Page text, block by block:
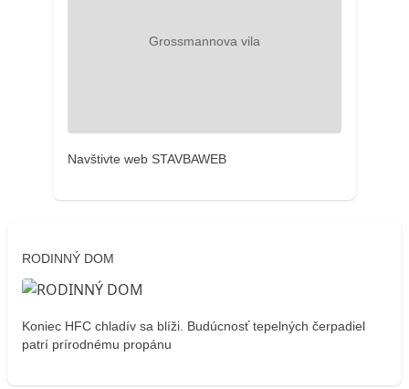
Navštivte web STAVBAWEB
RODINNÝ DOM
Koniec HFC chladív sa blíži. Budúcnosť tepelných čerpadiel
patrí prírodnému propánu